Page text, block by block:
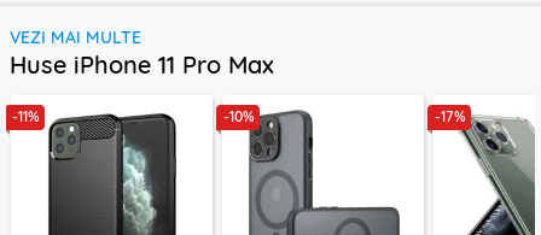
VEZI MAI MULTE
Huse iPhone 11 Pro Max
-11% -10% -17%